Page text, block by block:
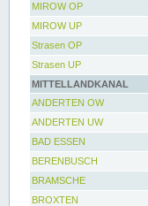
MIROW OP
MIROW UP
Strasen OP
Strasen UP
MITTELLANDKANAL
ANDERTEN OW
ANDERTEN UW
BAD ESSEN
BERENBUSCH
BRAMSCHE
BROXTEN